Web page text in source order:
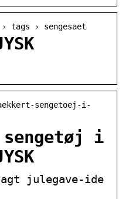
tags › sengesaet
sengetoej-i-
i
julegave-ide